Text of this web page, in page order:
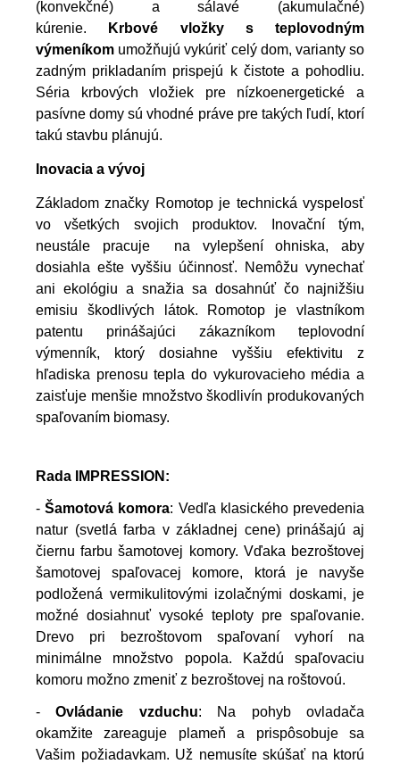
(konvekčné) a sálavé (akumulačné)
kúrenie.
Krbové vložky s teplovodným
výmeníkom umožňujú vykúriť celý dom, varianty so
zadným prikladaním prispejú k čistote a pohodliu.
Séria krbových vložiek pre nízkoenergetické a
pasívne domy sú vhodné práve pre takých ľudí, ktorí
takú stavbu plánujú.
Inovacia a vývoj
Základom značky Romotop je technická vyspelosť
vo všetkých svojich produktov. Inovační tým,
neustále pracuje na vylepšení ohniska, aby
dosiahla ešte vyššiu účinnosť. Nemôžu vynechať
ani ekológiu a snažia sa dosahnúť čo najnižšiu
emisiu škodlivých látok. Romotop je vlastníkom
patentu prinášajúci zákazníkom teplovodní
výmenník, ktorý dosiahne vyššiu efektivitu z
hľadiska prenosu tepla do vykurovacieho média a
zaisťuje menšie množstvo škodlivín produkovaných
spaľovaním biomasy.
Rada IMPRESSION:
-Šamotová komora: Vedľa klasického prevedenia
natur (svetlá farba v základnej cene) prinášajú aj
čiernu farbu šamotovej komory. Vďaka bezroštovej
šamotovej spaľovacej komore, ktorá je navyše
podložená vermikulitovými izolačnými doskami, je
možné dosiahnuť vysoké teploty pre spaľovanie.
Drevo pri bezroštovom spaľovaní vyhorí na
minimálne množstvo popola. Každú spaľovaciu
komoru možno zmeniť z bezroštovej na roštovoú.
-Ovládanie vzduchu: Na pohyb ovladača
okamžite zareaguje plameň a prispôsobuje sa
Vašim požiadavkam. Už nemusíte skúšať na ktorú